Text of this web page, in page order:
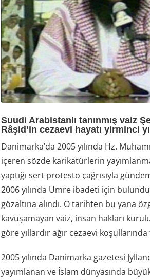
Suudi Arabistanlı tanınmış vaiz
Râşid’in cezaevi hayatı yirminci
Danimarka’da 2005 yılında Hz.
içeren sözde karikatürlerin
yaptığı sert protesto çağrısıyla
2006 yılında Umre ibadeti için
gözaltına alındı. O tarihten bu yana
kavuşamayan vaiz, insan hakları
göre yıllardır ağır cezaevi
2005 yılında Danimarka gazetesi
yayımlanan ve İslam dünyasında